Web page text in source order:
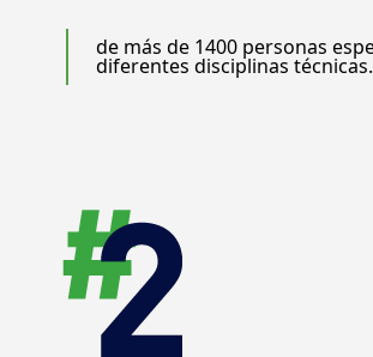
de más de 1400 personas
diferentes disciplinas técnicas.